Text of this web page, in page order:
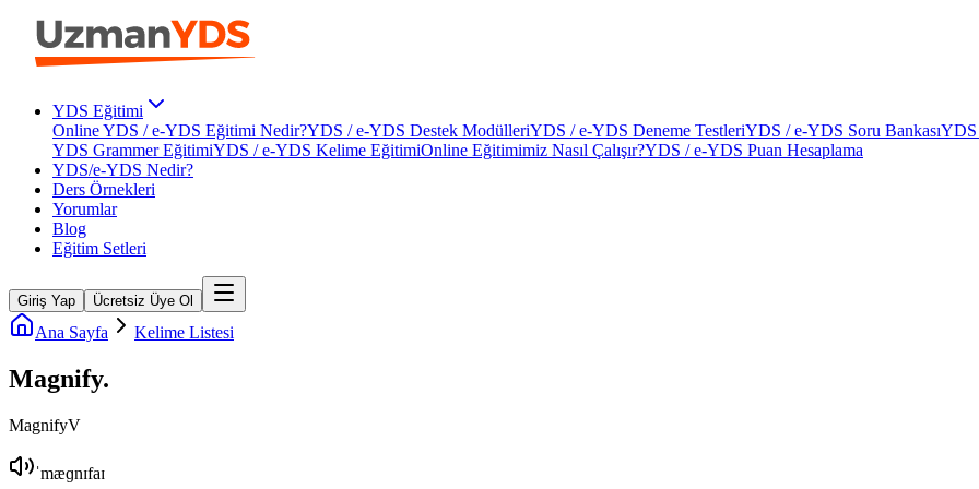
YDS Eğitimi
Online YDS / e-YDS Eğitimi Nedir?YDS / e-YDS Destek ModülleriYDS / e-YDS Deneme TestleriYDS / e-YDS Soru BankasıYDS
YDS Grammer EğitimiYDS / e-YDS Kelime EğitimiOnline Eğitimimiz Nasıl Çalışır?YDS / e-YDS Puan Hesaplama
YDS/e-YDS Nedir?
Ders Örnekleri
Yorumlar
Blog
Eğitim Setleri
Giriş Yap Ücretsiz Üye Ol
Ana Sayfa Kelime Listesi
Magnify.
MagnifyV
ˈmæɡnɪfaɪ